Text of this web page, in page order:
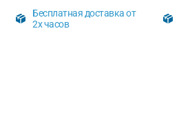
Бесплатная доставка от
2х часов